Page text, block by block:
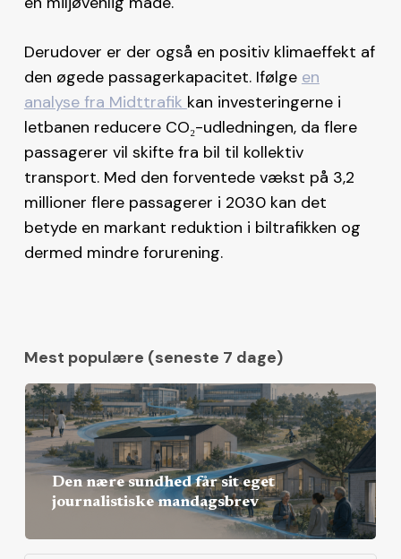
Derudover er der også en positiv klimaeffekt af
den øgede passagerkapacitet. Ifølge en
analyse fra Midttrafik kan investeringerne i
letbanen reducere CO₂-udledningen, da flere
passagerer vil skifte fra bil til kollektiv
transport. Med den forventede vækst på 3,2
millioner flere passagerer i 2030 kan det
betyde en markant reduktion i biltrafikken og
dermed mindre forurening​.
Mest populære (seneste 7 dage)
Den nære sundhed får sit eget
journalistiske mandagsbrev